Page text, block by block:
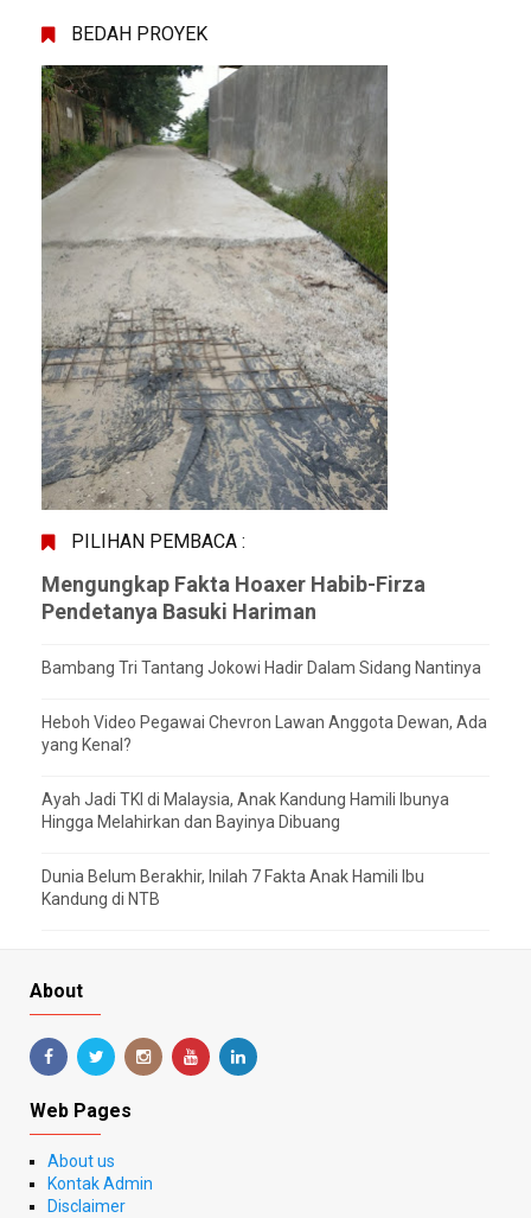
BEDAH PROYEK
PILIHAN PEMBACA :
Mengungkap Fakta Hoaxer Habib-Firza
Pendetanya Basuki Hariman
Bambang Tri Tantang Jokowi Hadir Dalam Sidang Nantinya
Heboh Video Pegawai Chevron Lawan Anggota Dewan, Ada
yang Kenal?
Ayah Jadi TKI di Malaysia, Anak Kandung Hamili Ibunya
Hingga Melahirkan dan Bayinya Dibuang
Dunia Belum Berakhir, Inilah 7 Fakta Anak Hamili Ibu
Kandung di NTB
About
Web Pages
About us
Kontak Admin
Disclaimer